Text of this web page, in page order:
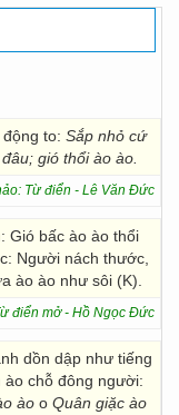
to: Sắp nhỏ cứ
gió thổi ào ào.
Từ điển - Lê Văn Đức
Gió bấc ào ào thổi
Người nách thước,
ào ào như sôi (K).
điển mở - Hồ Ngọc Đức
dồn dập như tiếng
ào chỗ đông người:
ào o Quân giặc ào